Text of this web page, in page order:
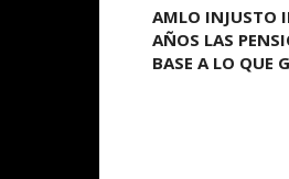
AMLO INJUSTO
AÑOS LAS
BASE A LO QUE